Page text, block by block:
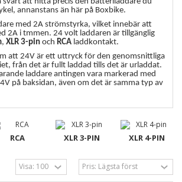
annanstans än här på Boxbike.
med 2A strömstyrka, vilket innebär att
2A i tmmen. 24 volt laddaren är tillgänglig
, XLR 3-pin och RCA laddkontakt.
att 24V är ett uttryck för den genomsnittliga
från det är fullt laddad tills det är urladdat.
laddare antingen vara markerad med
på baksidan, även om det är samma typ av
RCA XLR 3-PIN XLR 4-PIN